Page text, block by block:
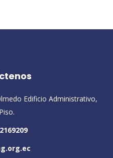
Edificio Administrativo,